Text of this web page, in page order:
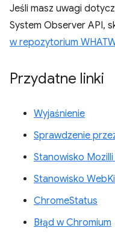
Jeśli masz uwagi
System Observer API,
w repozytorium
Przydatne linki
Wyjaśnienie
Sprawdzenie
Stanowisko
Stanowisko
ChromeStatus
Błąd w Chromium